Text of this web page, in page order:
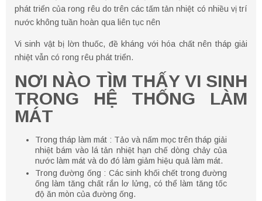
phát triển của rong rêu do trên các tấm tản nhiệt có nhiều vị trí
nước không tuần hoàn qua liên tục nên
Vi sinh vật bị lờn thuốc, đề kháng với hóa chất nên tháp giải
nhiệt vẫn có rong rêu phát triển.
NƠI NÀO TÌM THẤY VI SINH
TRONG HỆ THỐNG LÀM
MÁT
Trong tháp làm mát : Tảo và nấm mọc trên tháp giải
nhiệt bám vào lá tản nhiệt hạn chế dòng chảy của
nước làm mát và do đó làm giảm hiệu quả làm mát.
Trong đường ống : Các sinh khối chết trong đường
ống làm tăng chất rắn lơ lửng, có thể làm tăng tốc
độ ăn mòn của đường ống.